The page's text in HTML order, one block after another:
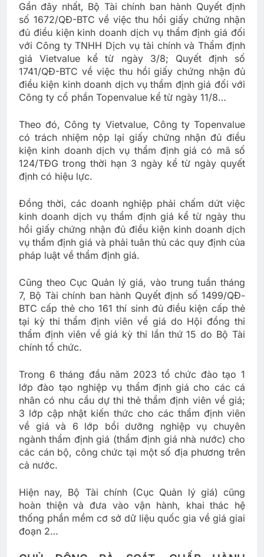
Gần đây nhất, Bộ Tài chính ban hành Quyết định
số 1672/QĐ-BTC về việc thu hồi giấy chứng nhận
đủ điều kiện kinh doanh dịch vụ thẩm định giá đối
với Công ty TNHH Dịch vụ tài chính và Thẩm định
giá Vietvalue kể từ ngày 3/8; Quyết định số
1741/QĐ-BTC về việc thu hồi giấy chứng nhận đủ
điều kiện kinh doanh dịch vụ thẩm định giá đối với
Công ty cổ phần Topenvalue kể từ ngày 11/8…
Theo đó, Công ty Vietvalue, Công ty Topenvalue
có trách nhiệm nộp lại giấy chứng nhận đủ điều
kiện kinh doanh dịch vụ thẩm định giá có mã số
124/TĐG trong thời hạn 3 ngày kể từ ngày quyết
định có hiệu lực.
Đồng thời, các doanh nghiệp phải chấm dứt việc
kinh doanh dịch vụ thẩm định giá kể từ ngày thu
hồi giấy chứng nhận đủ điều kiện kinh doanh dịch
vụ thẩm định giá và phải tuân thủ các quy định của
pháp luật về thẩm định giá.
Cũng theo Cục Quản lý giá, vào trung tuần tháng
7, Bộ Tài chính ban hành Quyết định số 1499/QĐ-
BTC cấp thẻ cho 161 thí sinh đủ điều kiện cấp thẻ
tại kỳ thi thẩm định viên về giá do Hội đồng thi
thẩm định viên về giá kỳ thi lần thứ 15 do Bộ Tài
chính tổ chức.
Trong 6 tháng đầu năm 2023 tổ chức đào tạo 1
lớp đào tạo nghiệp vụ thẩm định giá cho các cá
nhân có nhu cầu dự thi thẻ thẩm định viên về giá;
3 lớp cập nhật kiến thức cho các thẩm định viên
về giá và 6 lớp bồi dưỡng nghiệp vụ chuyên
ngành thẩm định giá (thẩm định giá nhà nước) cho
các cán bộ, công chức tại một số địa phương trên
cả nước.
Hiện nay, Bộ Tài chính (Cục Quản lý giá) cũng
hoàn thiện và đưa vào vận hành, khai thác hệ
thống phần mềm cơ sở dữ liệu quốc gia về giá giai
đoạn 2…